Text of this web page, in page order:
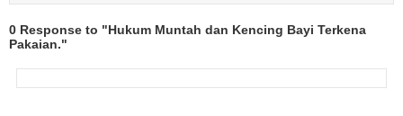
0 Response to "Hukum Muntah dan Kencing Bayi Terkena
Pakaian."